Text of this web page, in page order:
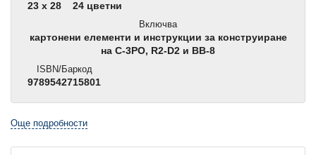
23 x 28
24 цветни
Включва
картонени елементи и инструкции за конструиране
на C-3PO, R2-D2 и BB-8
ISBN/Баркод
9789542715801
Още подробности